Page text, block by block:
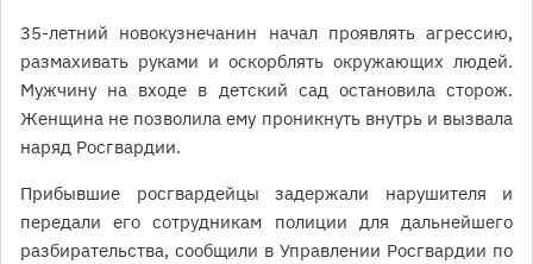
35-летний новокузнечанин начал проявлять агрессию,
размахивать руками и оскорблять окружающих людей.
Мужчину на входе в детский сад остановила сторож.
Женщина не позволила ему проникнуть внутрь и вызвала
наряд Росгвардии.
Прибывшие росгвардейцы задержали нарушителя и
передали его сотрудникам полиции для дальнейшего
разбирательства, сообщили в Управлении Росгвардии по